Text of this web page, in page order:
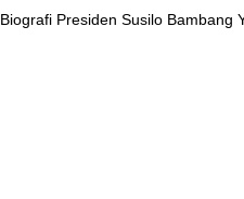
Biografi Presiden Susilo Bambang